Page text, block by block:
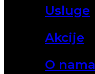
Usluge
Akcije
O nama